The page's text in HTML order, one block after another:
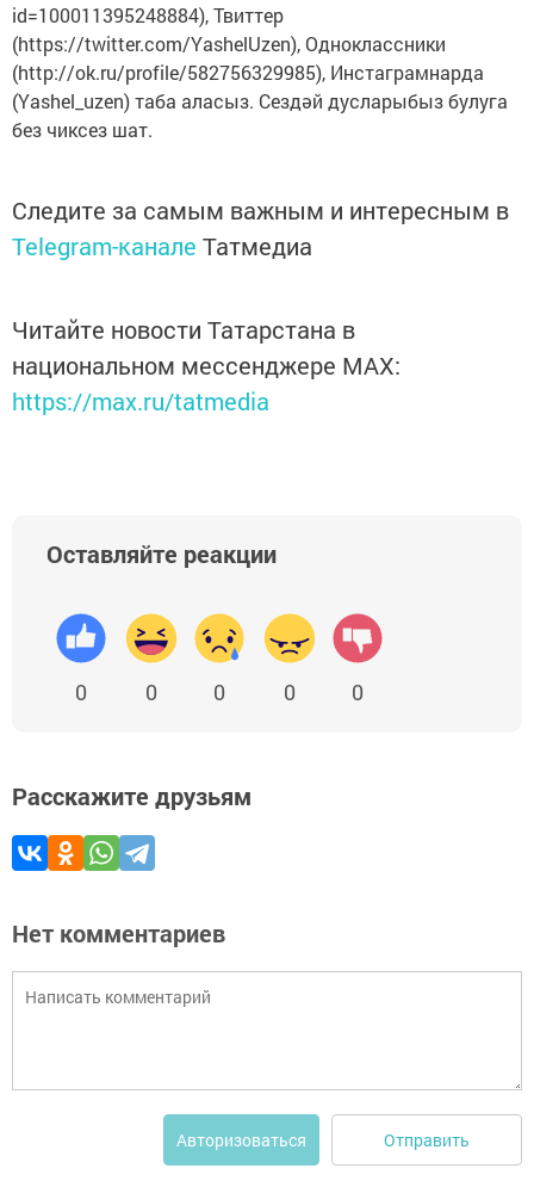
id=100011395248884), Твиттер
(https://twitter.com/YashelUzen), Одноклассники
(http://ok.ru/profile/582756329985), Инстаграмнарда
(Yashel_uzen) таба аласыз. Сездәй дусларыбыз булуга
без чиксез шат.
Следите за самым важным и интересным в
Telegram-канале Татмедиа
Читайте новости Татарстана в
национальном мессенджере MАХ:
https://max.ru/tatmedia
Оставляйте реакции
0 0 0 0 0
Расскажите друзьям
Нет комментариев
Авторизоваться Отправить